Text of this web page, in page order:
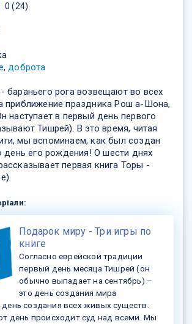
0 (24)
,доброта
бараньего рога возвещают во всех
приближение праздника Рош а-Шона,
наступает в первый день первого
Тишрей). В это время, читая
мы вспоминаем, как был создан
день его рождения! О шести днях
первая книга Торы -
Подарок миру - Три игры по
книге
Согласно еврейской традиции
первый день месяца Тишрей (он
обычно выпадает на сентябрь) –
это день создания мира
создания всех живых существ.
день происходит суд над всеми. Мы